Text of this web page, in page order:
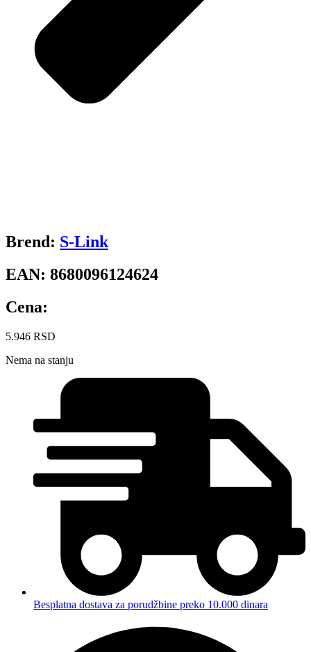
Brend: S-Link
EAN: 8680096124624
Cena:
5.946 RSD
Nema na stanju
Besplatna dostava za porudžbine preko 10.000 dinara